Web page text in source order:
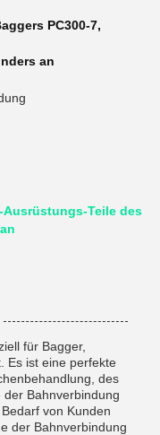
PC300-7,
an
Teile des
für Bagger,
Es ist eine perfekte
des
Bahnverbindung
von Kunden
der Bahnverbindung